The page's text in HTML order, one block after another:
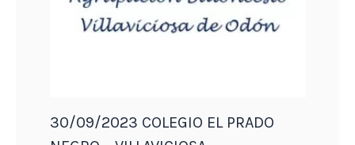
30/09/2023 COLEGIO EL PRADO